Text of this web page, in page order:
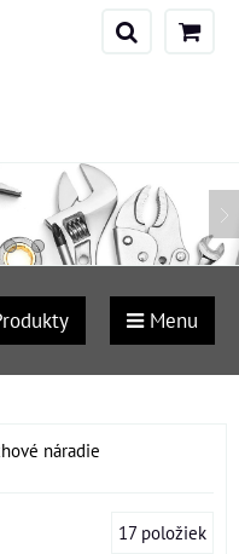
Menu
náradie
17 položiek